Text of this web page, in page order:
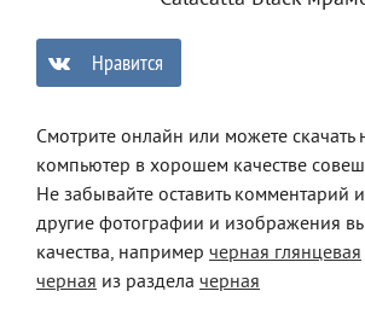
Нравится
Смотрите онлайн или можете скачать
компьютер в хорошем качестве
Не забывайте оставить комментарий
другие фотографии и изображения
качества, например черная глянцевая
черная из раздела черная